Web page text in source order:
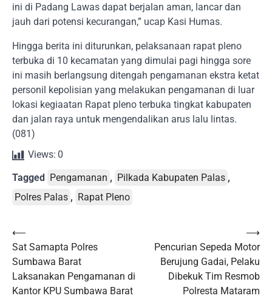
ini di Padang Lawas dapat berjalan aman, lancar dan
jauh dari potensi kecurangan,” ucap Kasi Humas.
Hingga berita ini diturunkan, pelaksanaan rapat pleno
terbuka di 10 kecamatan yang dimulai pagi hingga sore
ini masih berlangsung ditengah pengamanan ekstra ketat
personil kepolisian yang melakukan pengamanan di luar
lokasi kegiaatan Rapat pleno terbuka tingkat kabupaten
dan jalan raya untuk mengendalikan arus lalu lintas.
(081)
Views: 0
Tagged Pengamanan , Pilkada Kabupaten Palas ,
Polres Palas , Rapat Pleno
Post
navigation
⟵
Sat Samapta Polres
Sumbawa Barat
Laksanakan Pengamanan di
Kantor KPU Sumbawa Barat
Pencurian Sepeda Motor
Berujung Gadai, Pelaku
Dibekuk Tim Resmob
Polresta Mataram
⟶